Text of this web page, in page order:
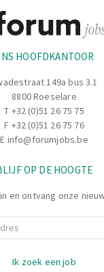
te bereiken.
werkomgeving
met klanten
HOOFDKANTOOR
149a bus 3.1
8800 Roeselare
T +32 (0)51 26 75 75
F +32 (0)51 26 75 76
E info@forumjobs.be
OP DE HOOGTE
en ontvang onze
Ik zoek een job